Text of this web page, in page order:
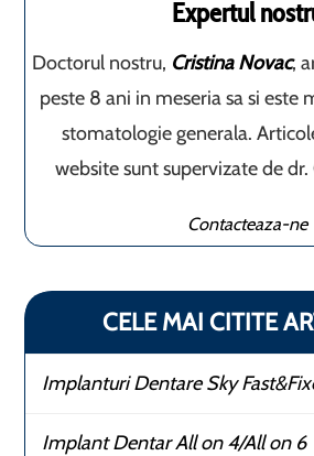
Expertul
Doctorul nostru, Cristina Novac,
peste 8 ani in meseria sa si este
stomatologie generala.
website sunt supervizate de
Contacteaza-ne
CELE MAI CITITE
Implanturi Dentare Sky
Implant Dentar All on 4/All on 6